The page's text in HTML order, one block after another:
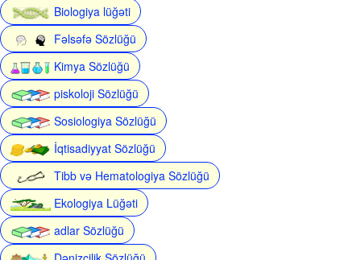
Biologiya lüğəti
Fəlsəfə Sözlüğü
Kimya Sözlüğü
piskoloji Sözlüğü
Sosiologiya Sözlüğü
İqtisadiyyat Sözlüğü
Tibb və Hematologiya Sözlüğü
Ekologiya Lüğəti
adlar Sözlüğü